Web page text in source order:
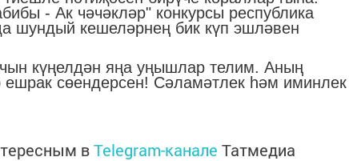
- Ак чәчәкләр" конкурсы республика
шундый кешеләрнең бик күп эшләвен
күңелдән яңа уңышлар телим. Аның
сөендерсен! Сәламәтлек һәм иминлек
вTelegram-канале Татмедиа